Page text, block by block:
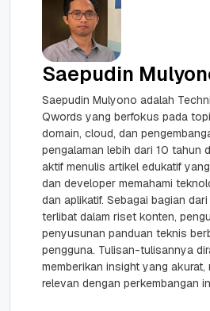
Saepudin
Saepudin Mulyono adalah
Qwords yang berfokus pada
domain, cloud, dan
pengalaman lebih dari 10 tahun
aktif menulis artikel edukatif
dan developer memahami
dan aplikatif. Sebagai bagian
terlibat dalam riset konten,
penyusunan panduan teknis
pengguna. Tulisan-tulisannya
memberikan insight yang akurat,
relevan dengan perkembangan